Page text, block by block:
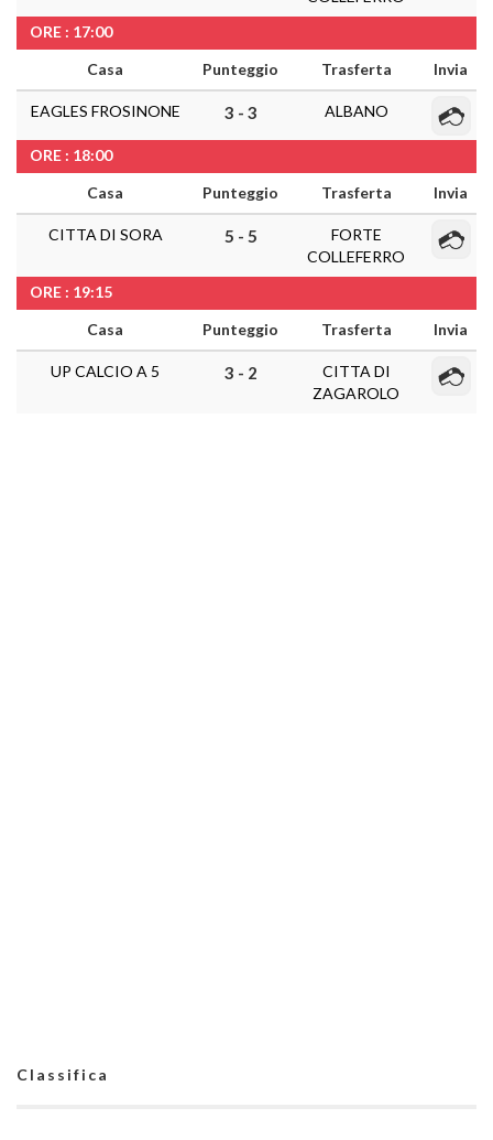
ORE : 17:00
Casa
Punteggio Trasferta Invia
EAGLES FROSINONE 3 - 3 ALBANO
ORE : 18:00
Casa
Punteggio Trasferta Invia
CITTA DI SORA 5 - 5
FORTE
COLLEFERRO
ORE : 19:15
Casa
Punteggio Trasferta Invia
UP CALCIO A 5 3 - 2
CITTA DI
ZAGAROLO
Classifica